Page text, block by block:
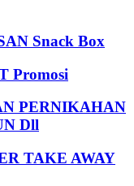
Snack Box
Promosi
PERNIKAHAN
Dll
TAKE AWAY